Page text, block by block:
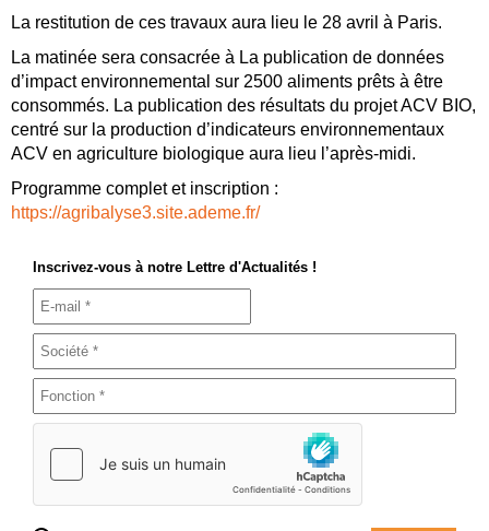
La restitution de ces travaux aura lieu le 28 avril à Paris.
La matinée sera consacrée à La publication de données
d’impact environnemental sur 2500 aliments prêts à être
consommés. La publication des résultats du projet ACV BIO,
centré sur la production d’indicateurs environnementaux
ACV en agriculture biologique aura lieu l’après-midi.
Programme complet et inscription :
https://agribalyse3.site.ademe.fr/
Inscrivez-vous à notre Lettre d'Actualités !